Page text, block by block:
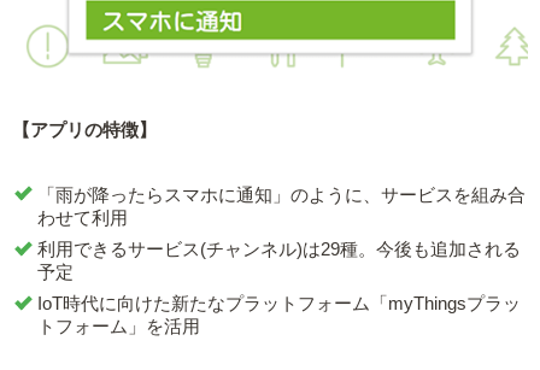
【アプリの特徴】
「雨が降ったらスマホに通知」のように、サービスを組み合
わせて利用
利用できるサービス(チャンネル)は29種。今後も追加される
予定
IoT時代に向けた新たなプラットフォーム「myThingsプラッ
トフォーム」を活用